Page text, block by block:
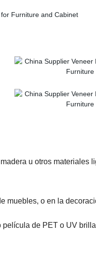
u otros materiales
muebles, o en la
película de PET o UV